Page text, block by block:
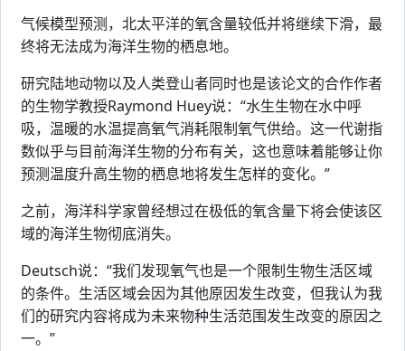
气候模型预测，北太平洋的氧含量较低并将继续下滑，最
终将无法成为海洋生物的栖息地。
研究陆地动物以及人类登山者同时也是该论文的合作作者
的生物学教授Raymond Huey说：“水生生物在水中呼
吸，温暖的水温提高氧气消耗限制氧气供给。这一代谢指
数似乎与目前海洋生物的分布有关，这也意味着能够让你
预测温度升高生物的栖息地将发生怎样的变化。”
之前，海洋科学家曾经想过在极低的氧含量下将会使该区
域的海洋生物彻底消失。
Deutsch说：“我们发现氧气也是一个限制生物生活区域
的条件。生活区域会因为其他原因发生改变，但我认为我
们的研究内容将成为未来物种生活范围发生改变的原因之
一。”